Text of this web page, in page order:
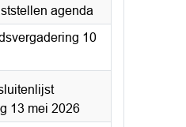
agenda
10
13 mei 2026